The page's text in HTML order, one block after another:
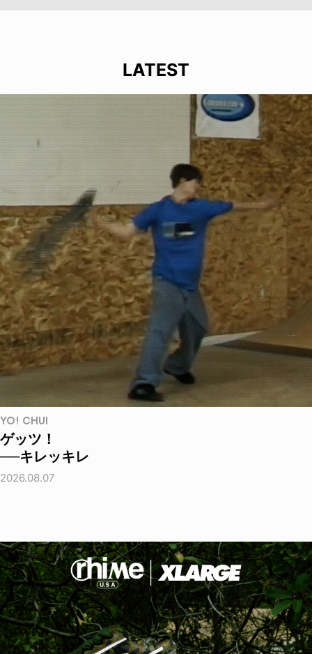
LATEST
YO! CHUI
ゲッツ！
──キレッキレ
2026.08.07